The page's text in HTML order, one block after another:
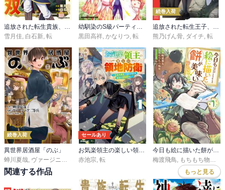
追放された転生貴族、外れスキルで内政無双～気ままに領地運営するはずが、スキル『ガチャ』のお陰で最強領地を作り上げてしまった～
雪月佳, 白石新, 転
幼馴染のS級パーティーから追放された聖獣使い。万能支援魔法と仲間を増やして最強へ！
黒田高祥, かなりつ, 転
続巻入荷
追放された転生王子、『自動製作』スキルで領地を爆速で開拓し最強の村を作ってしまう～最強クラフトスキルで始める、楽々領地開拓スローライフ～
熊乃げん骨, ダイチ, 転
続巻入荷
異世界居酒屋「のぶ」
蝉川夏哉 ヴァージニア二等兵 ,転
セールあり
赤池宗 転
梅渡飛鳥
もちもち物質
関連する作品 もっと見る